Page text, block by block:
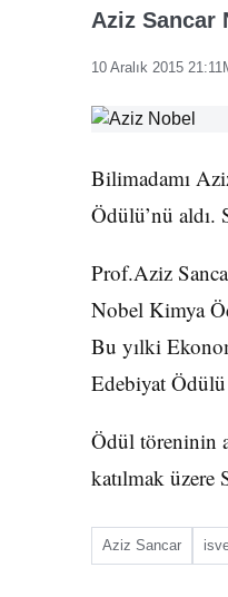
Aziz Sancar
10 Aralık 2015 21:11
Bilimadamı
Ödülü’nü aldı.
Prof.Aziz
Nobel Kimya
Bu yılki
Edebiyat
Ödül töreninin
katılmak üzere
Aziz Sancar